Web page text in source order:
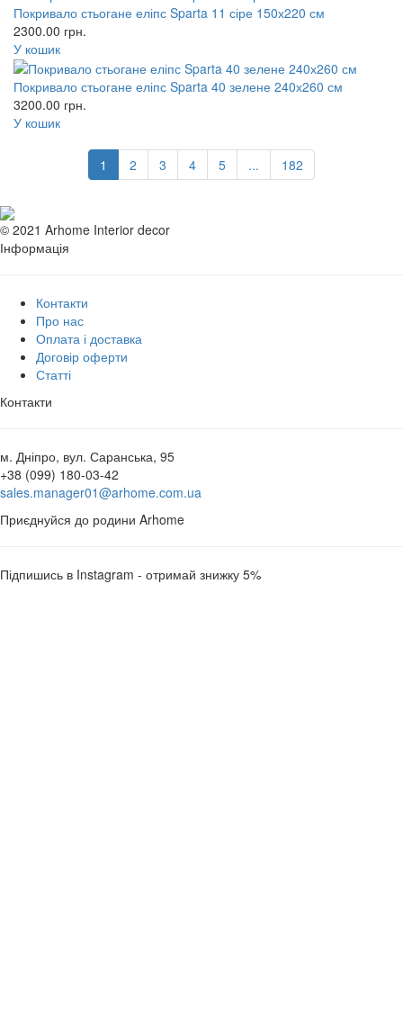
Покривало стьогане еліпс Sparta 11 сіре 150х220 см
2300.00 грн.
У кошик
Покривало стьогане еліпс Sparta 40 зелене 240х260 см
3200.00 грн.
У кошик
1 2 3 4 5 ... 182
© 2021 Arhome Interior decor
Інформація
Контакти
Про нас
Оплата і доставка
Договір оферти
Статті
Контакти
м. Дніпро, вул. Саранська, 95
+38 (099) 180-03-42
sales.manager01@arhome.com.ua
Приєднуйся до родини Arhome
Підпишись в Instagram - отримай знижку 5%